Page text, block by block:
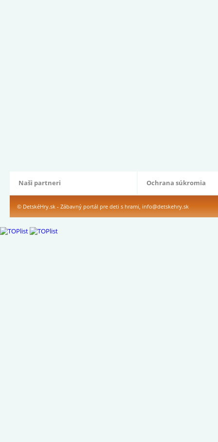
Naši partneri Ochrana súkromia
© DetskéHry.sk - Zábavný portál pre deti s hrami, info@detskehry.sk